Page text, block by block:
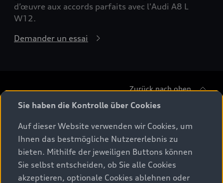
d’œuvre aux accords parfaits avec l'Audi A8 L
W12.
Demander un essai
Zurück nach oben
Alle Modelle
Modelle vergleichen
Beratung & Kauf
Aktuelle Angebote
Service & Zubehör
Sie haben die Kontrolle über Cookies
Auf dieser Website verwenden wir Cookies, um
Ihnen das bestmögliche Nutzererlebnis zu
bieten. Mithilfe der jeweiligen Buttons können
Sie selbst entscheiden, ob Sie alle Cookies
akzeptieren, optionale Cookies ablehnen oder